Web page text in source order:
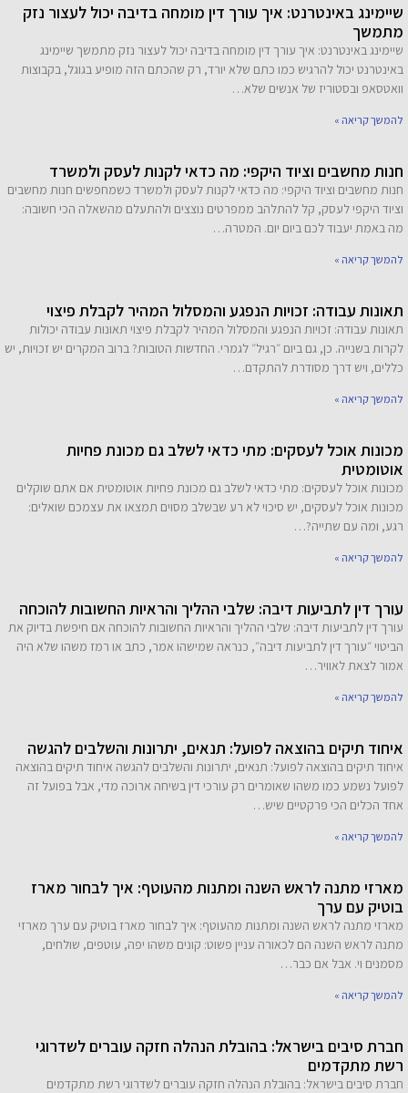
שיימינג באינטרנט: איך עורך דין מומחה בדיבה יכול לעצור נזק
מתמשך
שיימינג באינטרנט: איך עורך דין מומחה בדיבה יכול לעצור נזק מתמשך שיימינג
באינטרנט יכול להרגיש כמו כתם שלא יורד, רק שהכתם הזה מופיע בגוגל, בקבוצות
וואטסאפ ובסטוריז של אנשים שלא…
להמשך קריאה »
חנות מחשבים וציוד היקפי: מה כדאי לקנות לעסק ולמשרד
חנות מחשבים וציוד היקפי: מה כדאי לקנות לעסק ולמשרד כשמחפשים חנות מחשבים
וציוד היקפי לעסק, קל להתלהב ממפרטים נוצצים ולהתעלם מהשאלה הכי חשובה:
מה באמת יעבוד לכם ביום יום. המטרה…
להמשך קריאה »
תאונות עבודה: זכויות הנפגע והמסלול המהיר לקבלת פיצוי
תאונות עבודה: זכויות הנפגע והמסלול המהיר לקבלת פיצוי תאונות עבודה יכולות
לקרות בשנייה. כן, גם ביום ״רגיל״ לגמרי. החדשות הטובות? ברוב המקרים יש זכויות, יש
כללים, ויש דרך מסודרת להתקדם…
להמשך קריאה »
מכונות אוכל לעסקים: מתי כדאי לשלב גם מכונת פחיות
אוטומטית
מכונות אוכל לעסקים: מתי כדאי לשלב גם מכונת פחיות אוטומטית אם אתם שוקלים
מכונות אוכל לעסקים, יש סיכוי לא רע שבשלב מסוים תמצאו את עצמכם שואלים:
רגע, ומה עם שתייה?…
להמשך קריאה »
עורך דין לתביעות דיבה: שלבי ההליך והראיות החשובות להוכחה
עורך דין לתביעות דיבה: שלבי ההליך והראיות החשובות להוכחה אם חיפשת בדיוק את
הביטוי ״עורך דין לתביעות דיבה״, כנראה שמישהו אמר, כתב או רמז משהו שלא היה
אמור לצאת לאוויר…
להמשך קריאה »
איחוד תיקים בהוצאה לפועל: תנאים, יתרונות והשלבים להגשה
איחוד תיקים בהוצאה לפועל: תנאים, יתרונות והשלבים להגשה איחוד תיקים בהוצאה
לפועל נשמע כמו משהו שאומרים רק עורכי דין בשיחה ארוכה מדי, אבל בפועל זה
אחד הכלים הכי פרקטיים שיש…
להמשך קריאה »
מארזי מתנה לראש השנה ומתנות מהעוטף: איך לבחור מארז
בוטיק עם ערך
מארזי מתנה לראש השנה ומתנות מהעוטף: איך לבחור מארז בוטיק עם ערך מארזי
מתנה לראש השנה הם לכאורה עניין פשוט: קונים משהו יפה, עוטפים, שולחים,
מסמנים וי. אבל אם כבר…
להמשך קריאה »
חברת סיבים בישראל: בהובלת הנהלה חזקה עוברים לשדרוגי
רשת מתקדמים
חברת סיבים בישראל: בהובלת הנהלה חזקה עוברים לשדרוגי רשת מתקדמים